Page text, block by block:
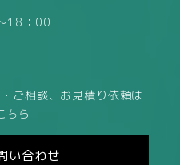
18：00
ご相談、お見積り依頼は
ちら
い合わせ